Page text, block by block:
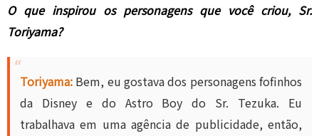
O que inspirou os personagens que você criou, Sr.
Toriyama?
Toriyama: Bem, eu gostava dos personagens fofinhos
da Disney e do Astro Boy do Sr. Tezuka. Eu
trabalhava em uma agência de publicidade, então,